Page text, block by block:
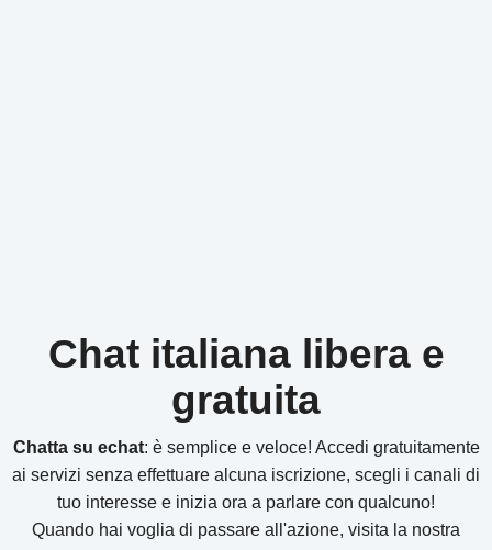
Chat italiana libera e
gratuita
Chatta su echat: è semplice e veloce! Accedi gratuitamente
ai servizi senza effettuare alcuna iscrizione, scegli i canali di
tuo interesse e inizia ora a parlare con qualcuno!
Quando hai voglia di passare all'azione, visita la nostra